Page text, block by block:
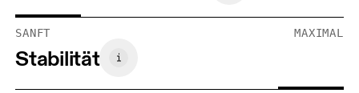
SANFT MAXIMAL
Stabilität